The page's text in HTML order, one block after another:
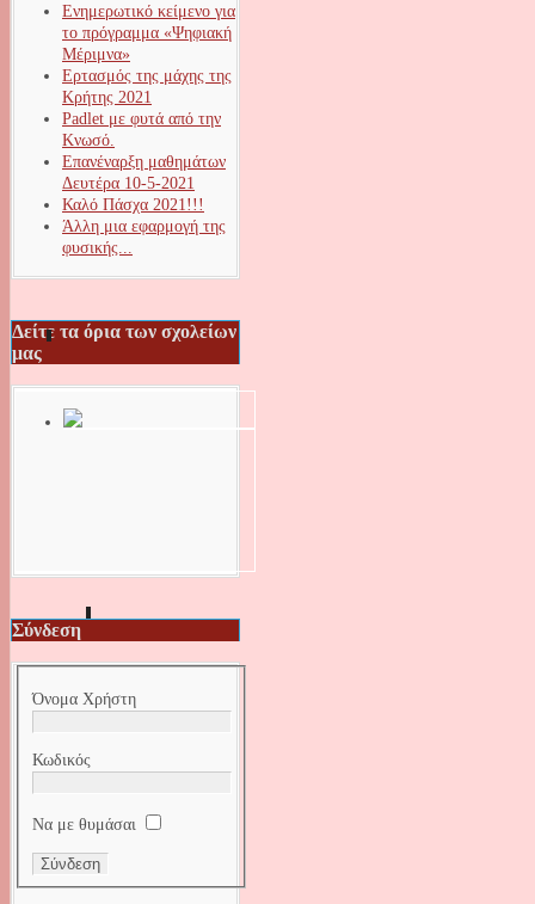
Ενημερωτικό κείμενο για
το πρόγραμμα «Ψηφιακή
Μέριμνα»
Ερτασμός της μάχης της
Κρήτης 2021
Padlet με φυτά από την
Κνωσό.
Επανέναρξη μαθημάτων
Δευτέρα 10-5-2021
Καλό Πάσχα 2021!!!
Άλλη μια εφαρμογή της
φυσικής...
Δείτε τα όρια των σχολείων
μας
Σύνδεση
Όνομα Χρήστη
Κωδικός
Να με θυμάσαι